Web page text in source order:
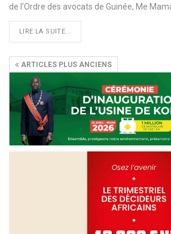
de l’Ordre des avocats de Guinée, Me
LIRE LA SUITE...
ARTICLES PLUS ANCIENS